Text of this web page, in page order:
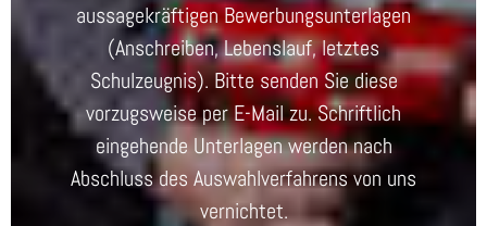
aussagekräftigen Bewerbungsunterlagen
(Anschreiben, Lebenslauf, letztes
Schulzeugnis). Bitte senden Sie diese
vorzugsweise per E-Mail zu. Schriftlich
eingehende Unterlagen werden nach
Abschluss des Auswahlverfahrens von uns
vernichtet.